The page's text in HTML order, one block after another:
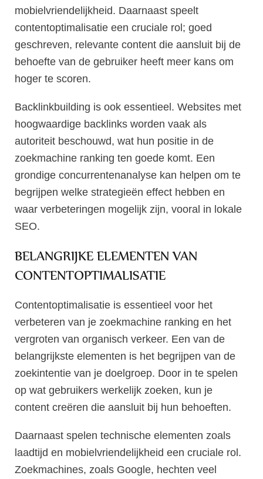
mobielvriendelijkheid. Daarnaast speelt
contentoptimalisatie een cruciale rol; goed
geschreven, relevante content die aansluit bij de
behoefte van de gebruiker heeft meer kans om
hoger te scoren.
Backlinkbuilding is ook essentieel. Websites met
hoogwaardige backlinks worden vaak als
autoriteit beschouwd, wat hun positie in de
zoekmachine ranking ten goede komt. Een
grondige concurrentenanalyse kan helpen om te
begrijpen welke strategieën effect hebben en
waar verbeteringen mogelijk zijn, vooral in lokale
SEO.
BELANGRIJKE ELEMENTEN VAN
CONTENTOPTIMALISATIE
Contentoptimalisatie is essentieel voor het
verbeteren van je zoekmachine ranking en het
vergroten van organisch verkeer. Een van de
belangrijkste elementen is het begrijpen van de
zoekintentie van je doelgroep. Door in te spelen
op wat gebruikers werkelijk zoeken, kun je
content creëren die aansluit bij hun behoeften.
Daarnaast spelen technische elementen zoals
laadtijd en mobielvriendelijkheid een cruciale rol.
Zoekmachines, zoals Google, hechten veel